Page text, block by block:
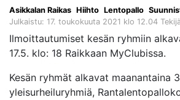
Asikkalan Raikas Hiihto Lentopallo
Julkaistu: 17. toukokuuta 2021 klo 12.04
Ilmoittautumiset kesän ryhmiin
17.5. klo: 18 Raikkaan MyClubissa.
Kesän ryhmät alkavat maanantaina
yleisurheiluryhmiä,